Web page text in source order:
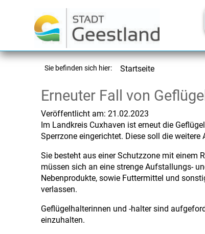
Sie befinden sich hier: Startseite
Erneuter Fall von
Veröffentlicht am: 21.02.2023
Im Landkreis Cuxhaven ist erneut die
Sperrzone eingerichtet. Diese soll die
Sie besteht aus einer Schutzzone mit einem
müssen sich an eine strenge Aufstallungs-
Nebenprodukte, sowie Futtermittel und
verlassen.
Geflügelhalterinnen und -halter sind
einzuhalten.